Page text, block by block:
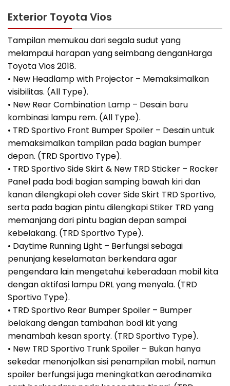
Exterior Toyota Vios
Tampilan memukau dari segala sudut yang
melampaui harapan yang seimbang denganHarga
Toyota Vios 2018.
• New Headlamp with Projector – Memaksimalkan
visibilitas. (All Type).
• New Rear Combination Lamp – Desain baru
kombinasi lampu rem. (All Type).
• TRD Sportivo Front Bumper Spoiler – Desain untuk
memaksimalkan tampilan pada bagian bumper
depan. (TRD Sportivo Type).
• TRD Sportivo Side Skirt & New TRD Sticker – Rocker
Panel pada bodi bagian samping bawah kiri dan
kanan dilengkapi oleh cover Side Skirt TRD Sportivo,
serta pada bagian pintu dilengkapi Stiker TRD yang
memanjang dari pintu bagian depan sampai
kebelakang. (TRD Sportivo Type).
• Daytime Running Light – Berfungsi sebagai
penunjang keselamatan berkendara agar
pengendara lain mengetahui keberadaan mobil kita
dengan aktifasi lampu DRL yang menyala. (TRD
Sportivo Type).
• TRD Sportivo Rear Bumper Spoiler – Bumper
belakang dengan tambahan bodi kit yang
menambah kesan sporty. (TRD Sportivo Type).
• New TRD Sportivo Trunk Spoiler – Bukan hanya
sekedar menonjolkan sisi penampilan mobil, namun
spoiler berfungsi juga meningkatkan aerodinamika